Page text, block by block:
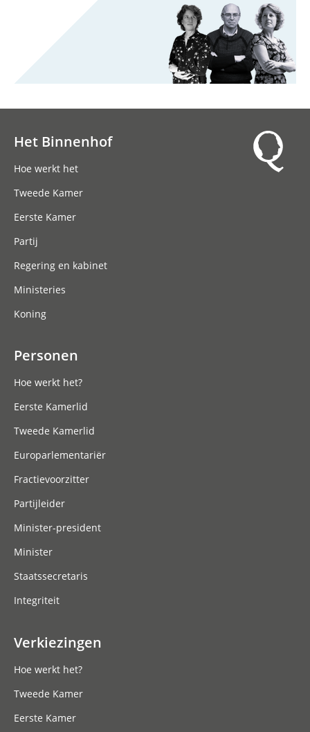
Het Binnenhof
Hoe werkt het
Tweede Kamer
Eerste Kamer
Partij
Regering en kabinet
Ministeries
Koning
Personen
Hoe werkt het?
Eerste Kamerlid
Tweede Kamerlid
Europarlementariër
Fractievoorzitter
Partijleider
Minister-president
Minister
Staatssecretaris
Integriteit
Verkiezingen
Hoe werkt het?
Tweede Kamer
Eerste Kamer